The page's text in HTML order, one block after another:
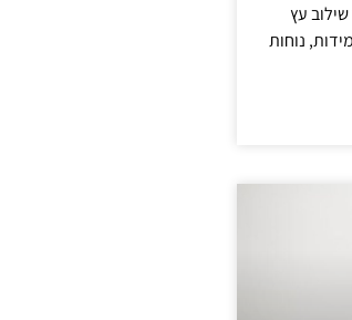
עץ
נוחות